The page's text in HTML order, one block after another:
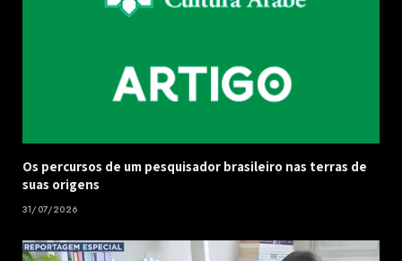
Os percursos de um pesquisador brasileiro nas terras de
suas origens
31/07/2026